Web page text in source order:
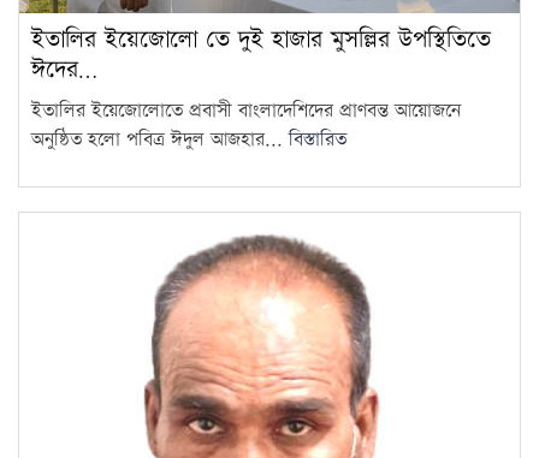
ইতালির ইয়েজোলো তে দুই হাজার মুসল্লির উপস্থিতিতে
ঈদের…
ইতালির ইয়েজোলোতে প্রবাসী বাংলাদেশিদের প্রাণবন্ত আয়োজনে
অনুষ্ঠিত হলো পবিত্র ঈদুল আজহার...বিস্তারিত